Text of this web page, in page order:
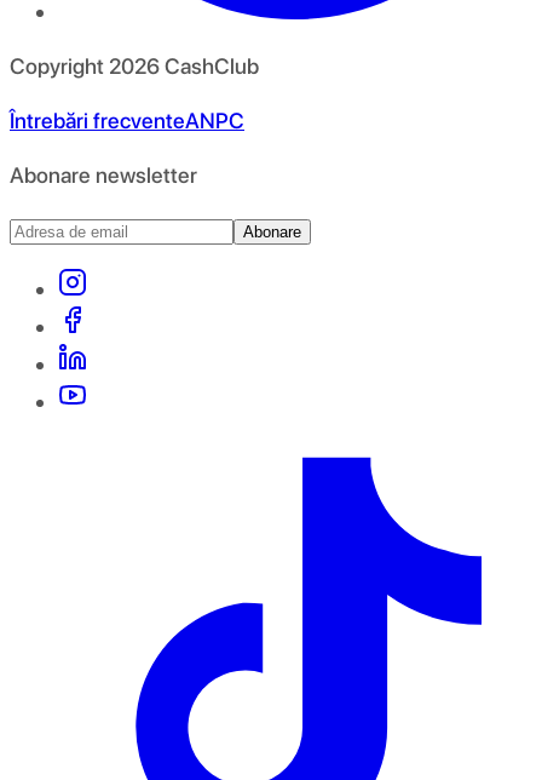
Copyright 2026CashClub
Întrebări frecventeANPC
Abonare newsletter
Abonare